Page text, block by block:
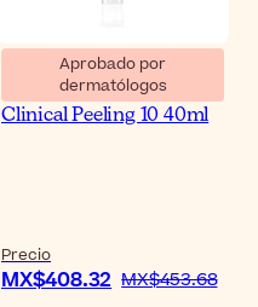
Aprobado por
dermatólogos
Eucerin DermoPure
Clinical Peeling 10 40ml
Precio
MX$408.32 MX$453.68